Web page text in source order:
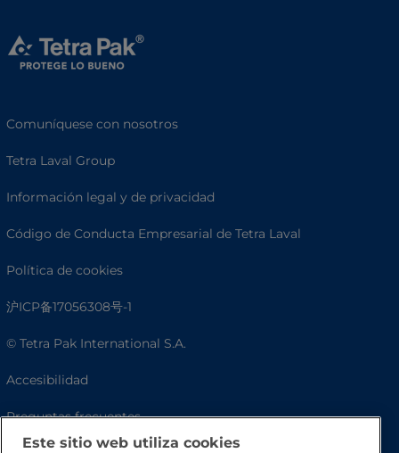
Comuníquese con nosotros
Tetra Laval Group
Información legal y de privacidad
Código de Conducta Empresarial de Tetra Laval
Política de cookies
沪ICP备17056308号-1
© Tetra Pak International S.A.
Accesibilidad
Preguntas frecuentes
Este sitio web utiliza cookies